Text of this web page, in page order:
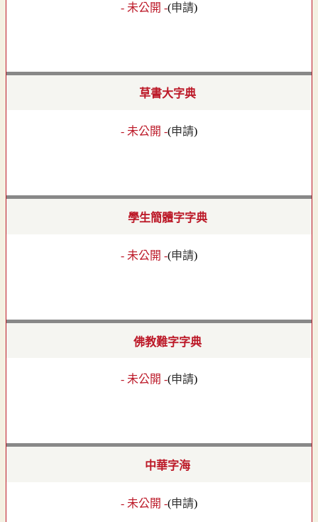
- 未公開 -(申請)
草書大字典
- 未公開 -(申請)
學生簡體字字典
- 未公開 -(申請)
佛教難字字典
- 未公開 -(申請)
中華字海
- 未公開 -(申請)